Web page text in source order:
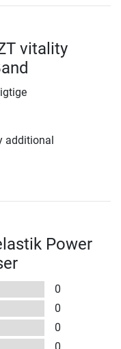
vitality
additional
Power
0
0
0